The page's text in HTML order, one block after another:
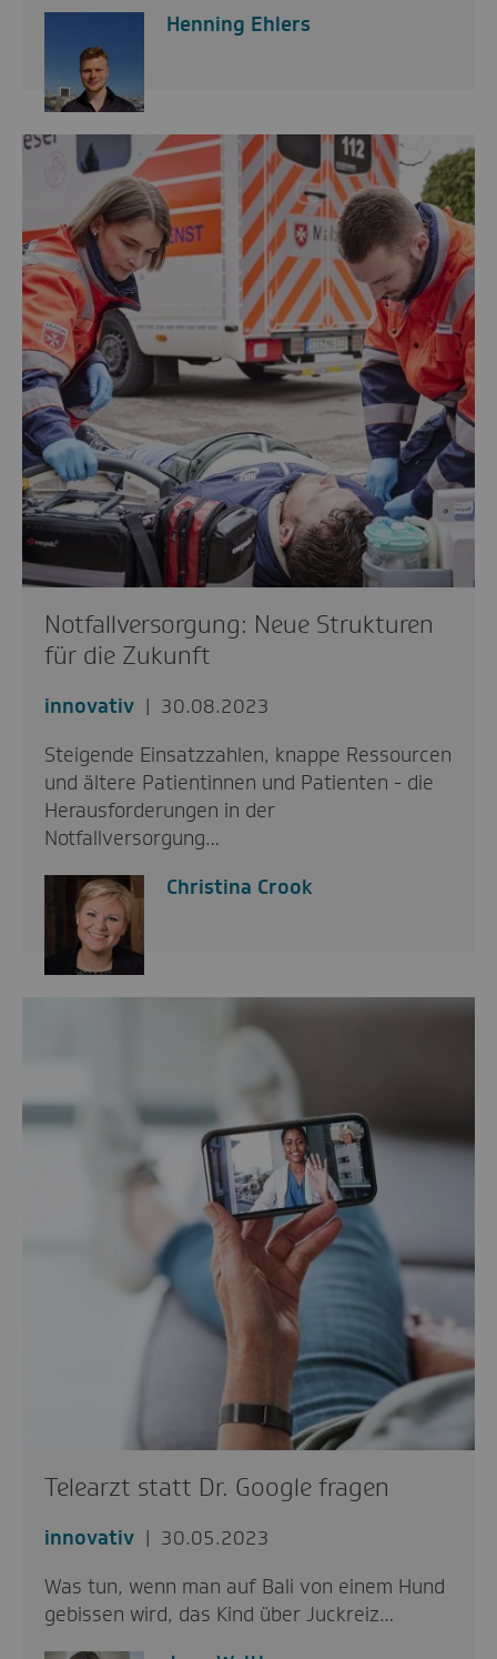
Henning Ehlers
Notfallversorgung: Neue Strukturen
für die Zukunft
innovativ
30.08.2023
Steigende Einsatzzahlen, knappe Ressourcen
und ältere Patientinnen und Patienten - die
Herausforderungen in der
Notfallversorgung…
Christina Crook
Telearzt statt Dr. Google fragen
innovativ
30.05.2023
Was tun, wenn man auf Bali von einem Hund
gebissen wird, das Kind über Juckreiz…